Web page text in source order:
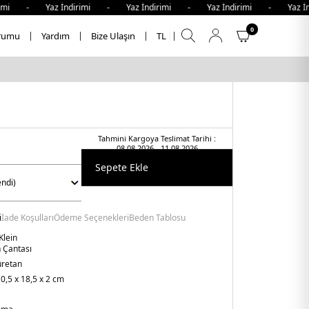
İndirimi - Yaz İndirimi - Yaz İndirimi -
Yardım Bize Ulaşın TL
0
Tahmini Kargoya Teslimat Tarihi :
08.08.2026 - 11.08.2026
Sepete Ekle
İade KoşullarıÖdeme SeçenekleriBeden Tablosu
x 18,5 x 2 cm